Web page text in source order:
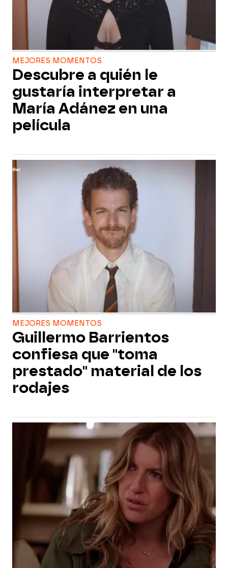
MEJORES MOMENTOS
Descubre a quién le
gustaría interpretar a
María Adánez en una
película
MEJORES MOMENTOS
Guillermo Barrientos
confiesa que "toma
prestado" material de los
rodajes